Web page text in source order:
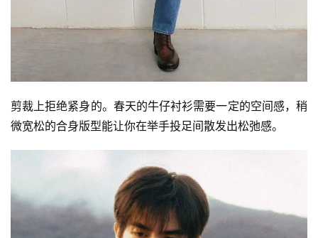
剪裁上拒绝紧身的。春天的牛仔衬衫需要一定的空间感，稍
微宽松的合身版型能让你在举手投足间散发出松弛感。